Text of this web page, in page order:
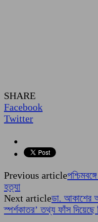
SHARE
Facebook
Twitter
Previous article
হত্যা
Next articleডা. আকাশের
স্পর্শকাতর’ তথ্য ফাঁস দিয়েছে